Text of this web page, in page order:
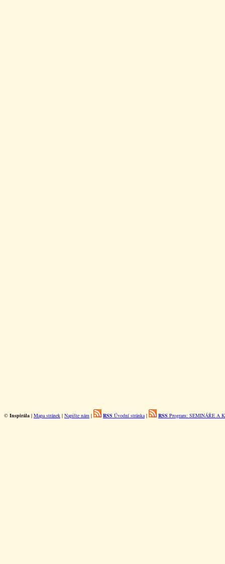
© Inspirála | Mapa stránek | Napište nám | RSS Úvodní stránka| RSS Program: SEMINÁŘE A